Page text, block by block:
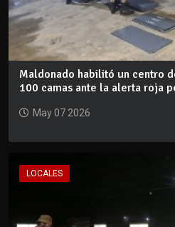
Maldonado habilitó un centro
100 camas ante la alerta roja
May 07 2026
LOCALES